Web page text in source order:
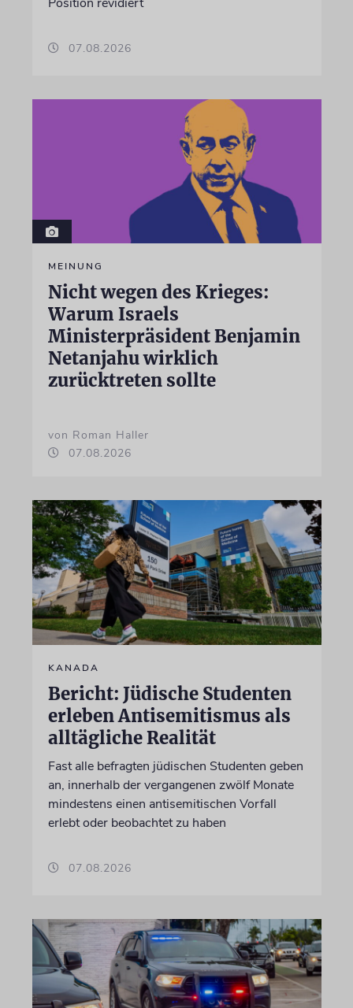
07.08.2026
MEINUNG
Nicht wegen des Krieges:
Warum Israels
Ministerpräsident Benjamin
Netanjahu wirklich
zurücktreten sollte
von Roman Haller
07.08.2026
KANADA
Bericht: Jüdische Studenten
erleben Antisemitismus als
alltägliche Realität
Fast alle befragten jüdischen Studenten geben
an, innerhalb der vergangenen zwölf Monate
mindestens einen antisemitischen Vorfall
erlebt oder beobachtet zu haben
07.08.2026